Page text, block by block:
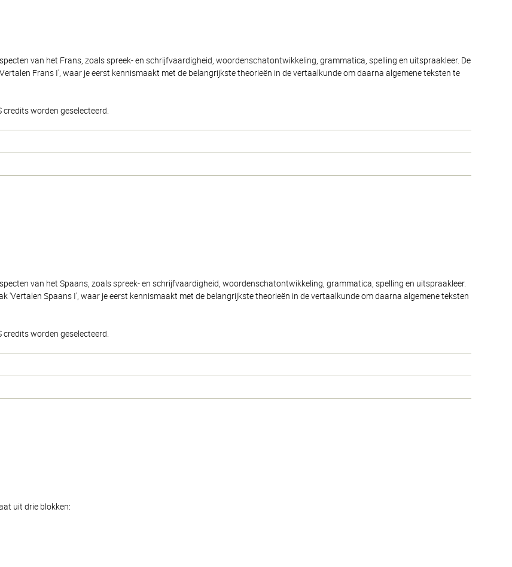
van het Frans, zoals spreek- en schrijfvaardigheid, woordenschatontwikkeling, grammatica, spelling en uitspraakleer. De
Frans I', waar je eerst kennismaakt met de belangrijkste theorieën in de vertaalkunde om daarna algemene teksten te
credits worden geselecteerd.
van het Spaans, zoals spreek- en schrijfvaardigheid, woordenschatontwikkeling, grammatica, spelling en uitspraakleer.
'Vertalen Spaans I', waar je eerst kennismaakt met de belangrijkste theorieën in de vertaalkunde om daarna algemene teksten
credits worden geselecteerd.
uit drie blokken: